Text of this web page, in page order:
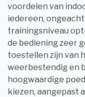
voordelen van
iedereen,
trainingsniveau
de bediening zeer
toestellen zijn van
weerbestendig en
hoogwaardige
kiezen, aangepast